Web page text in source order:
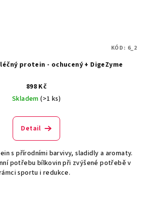
protein - ochucený + DigeZyme
898 Kč
Skladem(>1 ks)
Detail
s přírodními barvivy, sladidly a aromaty.
potřebu bílkovin při zvýšené potřebě v
sportu i redukce.
KÓD: 6_2